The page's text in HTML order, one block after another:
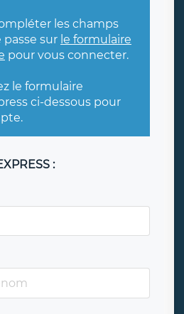
les champs
sur le formulaire
pour vous connecter.
le formulaire
ci-dessous pour
: